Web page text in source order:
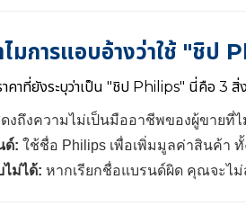
ไมการแอบอ้างว่าใช้ "ชิป
คาที่ยังระบุว่าเป็น "ชิป Philips" นี่คือ 3 สิ่
งถึงความไม่เป็นมืออาชีพของผู้ขายที่
ด์: ใช้ชื่อ Philips เพื่อเพิ่มมูลค่าสินค้า
ม่ได้: หากเรียกชื่อแบรนด์ผิด คุณจะไม่